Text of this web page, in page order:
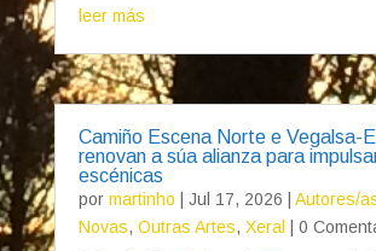
leer más
Camiño Escena Norte e Vegalsa-
renovan a súa alianza para
escénicas
por martinho Jul 17, 2026 Autores/
Novas, Outras Artes, Xeral
| 0